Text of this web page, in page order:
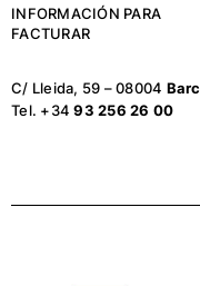
INFORMACIÓN PARA
FACTURAR
C/ Lleida, 59 – 08004
Tel. +3493 256 26 00